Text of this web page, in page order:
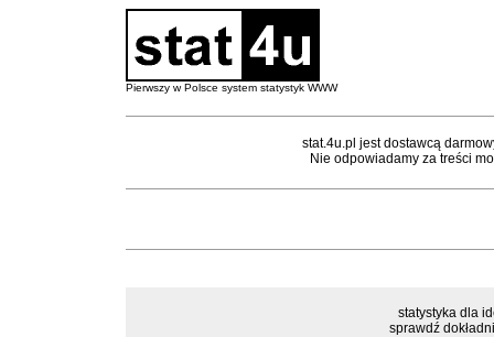
Pierwszy w Polsce system statystyk WWW
stat.4u.pl jest dostawcą
Nie odpowiadamy za treści
statystyka dla
sprawdź